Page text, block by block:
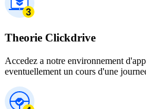
Theorie Clickdrive
Accedez a notre environnement
eventuellement un cours d'une